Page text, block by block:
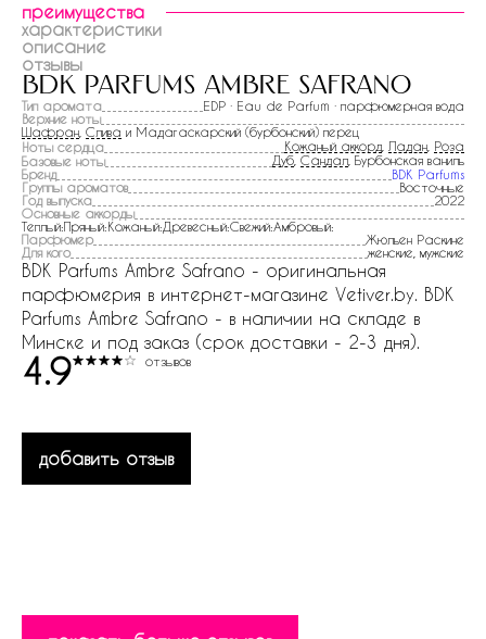
преимущества
характеристики
описание
отзывы
bdk parfums ambre safrano
Тип аромата
EDP · Eau de Parfum · парфюмерная вода
Верхние ноты
Шафран Слива и Мадагаскарский (бурбонский) перец
Ноты сердца
Кожаный аккорд Ладан Роза
Базовые ноты
Дуб Сандал , Бурбонская ваниль
Бренд
BDK Parfums
Группы ароматов
Восточные
Год выпуска
2022
Основные аккорды
Теплый:Пряный:Кожаный:Древесный:Свежий:Амбровый:
Парфюмер
Жюльен Раскине
Для кого
женские, мужские
BDK Parfums Ambre Safrano - оригинальная
парфюмерия в интернет-магазине Vetiver.by. BDK
Parfums Ambre Safrano - в наличии на складе в
Минске и под заказ (срок доставки - 2-3 дня).
4.9 отзывов
добавить отзыв